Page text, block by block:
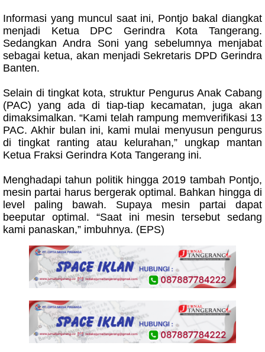
Informasi yang muncul saat ini, Pontjo bakal diangkat
menjadi Ketua DPC Gerindra Kota Tangerang.
Sedangkan Andra Soni yang sebelumnya menjabat
sebagai ketua, akan menjadi Sekretaris DPD Gerindra
Banten.
Selain di tingkat kota, struktur Pengurus Anak Cabang
(PAC) yang ada di tiap-tiap kecamatan, juga akan
dimaksimalkan. “Kami telah rampung memverifikasi 13
PAC. Akhir bulan ini, kami mulai menyusun pengurus
di tingkat ranting atau kelurahan,” ungkap mantan
Ketua Fraksi Gerindra Kota Tangerang ini.
Menghadapi tahun politik hingga 2019 tambah Pontjo,
mesin partai harus bergerak optimal. Bahkan hingga di
level paling bawah. Supaya mesin partai dapat
beeputar optimal. “Saat ini mesin tersebut sedang
kami panaskan,” imbuhnya. (EPS)